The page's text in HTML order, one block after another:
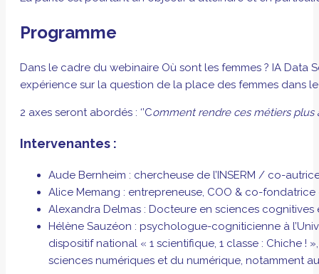
Programme
Dans le cadre du webinaire Où sont les femmes ? IA Data
expérience sur la question de la place des femmes dans
2 axes seront abordés : ‘’Comment rendre ces métiers plus
Intervenantes :
Aude Bernheim : chercheuse de l’INSERM / co-
Alice Memang : entrepreneuse, COO & co-fondatrice
Alexandra Delmas : Docteure en sciences
Hélène Sauzéon : psychologue-cogniticienne à
dispositif national « 1 scientifique, 1 classe : Chiche
sciences numériques et du numérique, notamment